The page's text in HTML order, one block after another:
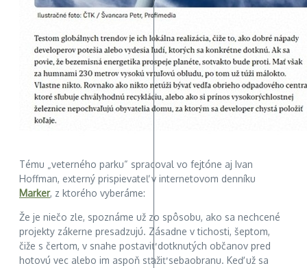
Tému „veterného parku“ spracoval vo fejtóne aj Ivan
Hoffman, externý prispievateľ v internetovom denníku
Marker, z ktorého vyberáme:
Že je niečo zle, spoznáme už zo spôsobu, ako sa nechcené
projekty zákerne presadzujú. Zásadne v tichosti, šeptom,
čiže s čertom, v snahe postaviť dotknutých občanov pred
hotovú vec alebo im aspoň sťažiť sebaobranu. Keď už sa